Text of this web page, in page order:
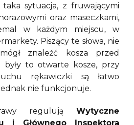
taka sytuacja, z fruwającymi
oraz maseczkami,
w każdym miejscu, w
Piszący te słowa, nie
znaleźć kosza przed
były to otwarte kosze, przy
rękawiczki są łatwo
nie funkcjonuje.
regulują Wytyczne
i Głównego Inspektora